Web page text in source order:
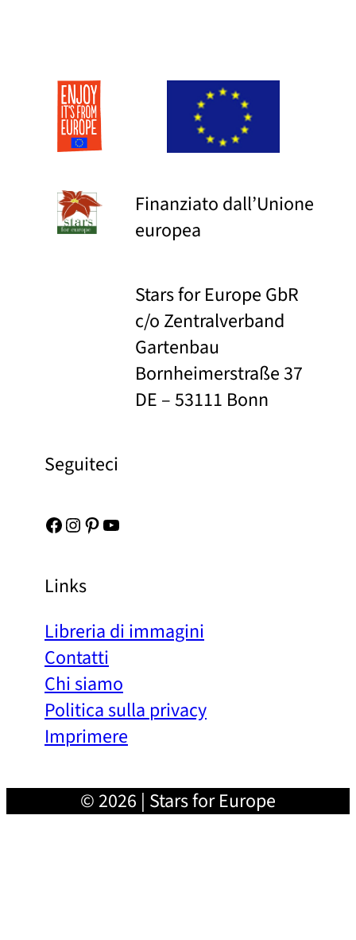
Finanziato dall’Unione
europea
Stars for Europe GbR
c/o Zentralverband
Gartenbau
Bornheimerstraße 37
DE – 53111 Bonn
Seguiteci
Facebook Instagram Pinterest YouTube
Links
Libreria di immagini
Contatti
Chi siamo
Politica sulla privacy
Imprimere
© 2026 | Stars for Europe